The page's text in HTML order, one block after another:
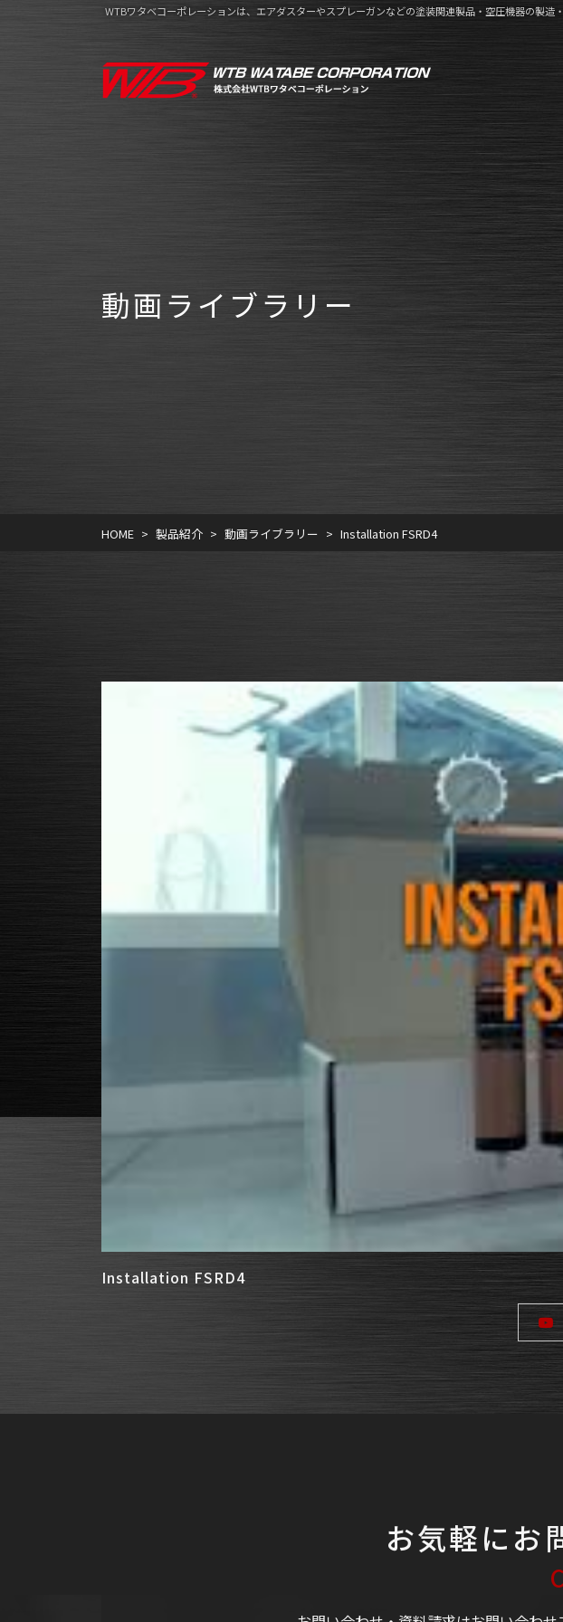
WTBワタベコーポレーションは、エアダスターやスプレーガンなどの塗装関連製品・空圧機器の製造
動画ライブラリー
HOME 製品紹介 動画ライブラリー Installation FSRD4
Installation FSRD4
お気軽にお